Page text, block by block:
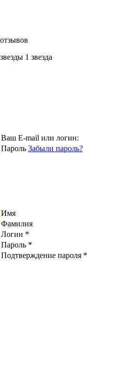
1 звeзда
Ваш E-mail или логин:
Пароль Забыли пароль?
Имя
Фамилия
Логин *
Пароль *
Подтверждение пароля *